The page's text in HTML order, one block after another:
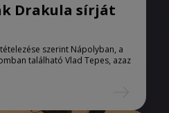
Drakula sírját
szerint Nápolyban, a
található Vlad Tepes, azaz